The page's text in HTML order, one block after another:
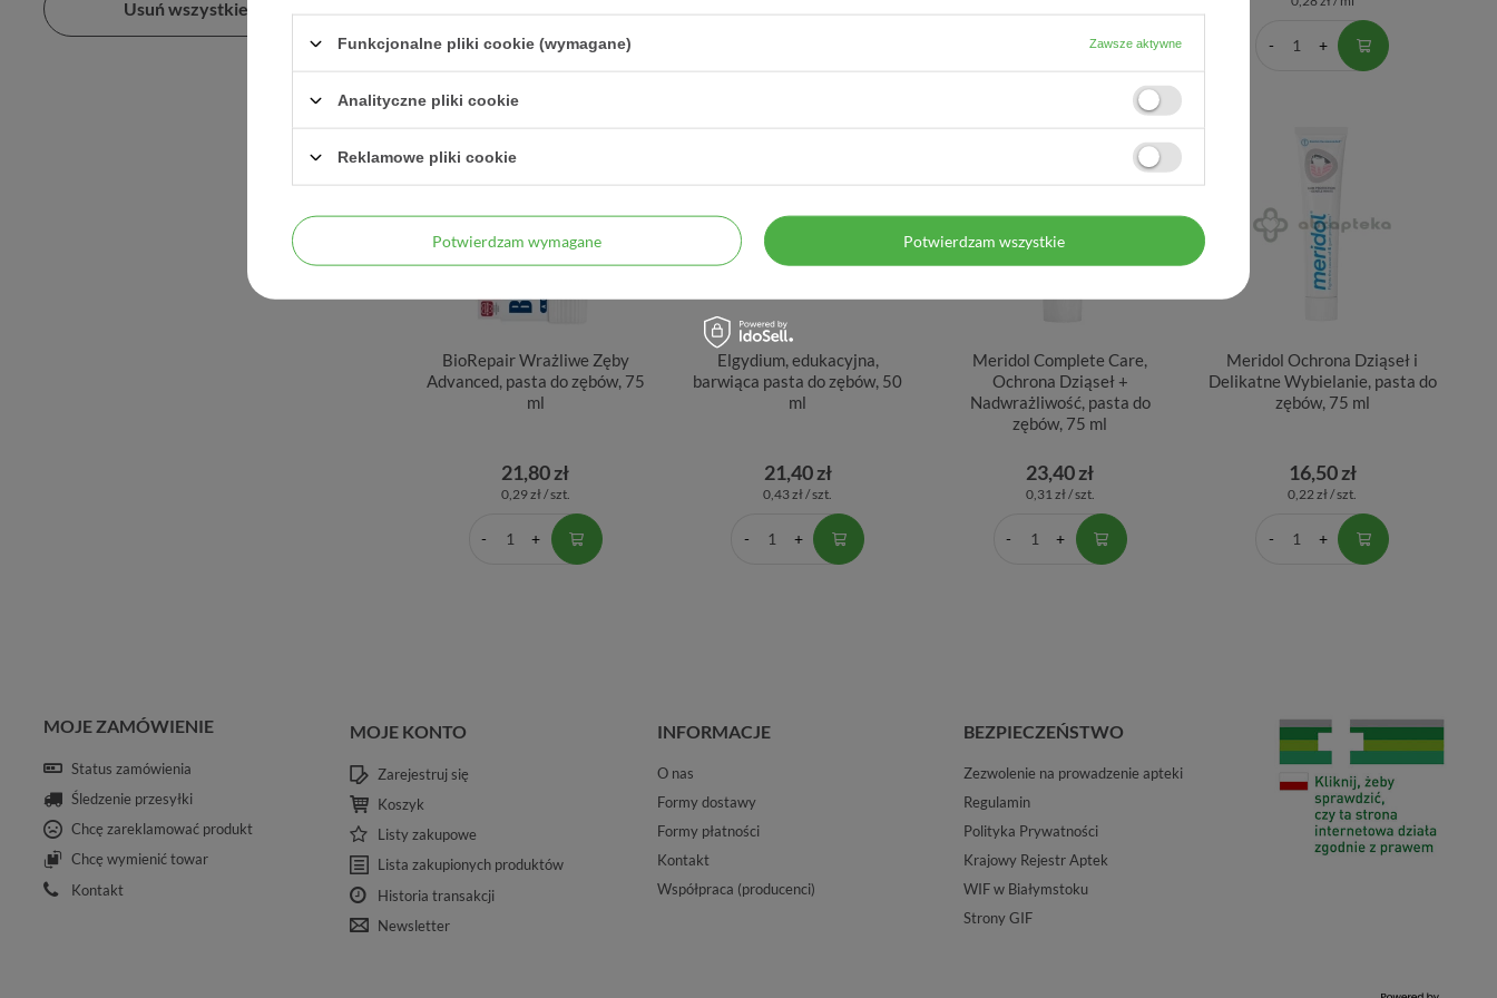
Usuń wszystkie filtry
BioRepair Wrażliwe Zęby
Advanced, pasta do zębów, 75
ml
21,80 zł
0,29 zł / szt.
Elgydium, edukacyjna,
barwiąca pasta do zębów, 50
ml
21,40 zł
0,43 zł / szt.
Meridol Complete Care,
Ochrona Dziąseł +
Nadwrażliwość, pasta do
zębów, 75 ml
23,40 zł
0,31 zł / szt.
Meridol Ochrona Dziąseł i
Delikatne Wybielanie, pasta do
zębów, 75 ml
16,50 zł
0,22 zł / szt.
MOJE ZAMÓWIENIE
Status zamówienia
Śledzenie przesyłki
Chcę zareklamować produkt
Chcę wymienić towar
Kontakt
MOJE KONTO
Zarejestruj się
Koszyk
Listy zakupowe
Lista zakupionych produktów
Historia transakcji
Newsletter
INFORMACJE
O nas
Formy dostawy
Formy płatności
Kontakt
Współpraca (producenci)
BEZPIECZEŃSTWO
Zezwolenie na prowadzenie apteki
Regulamin
Polityka Prywatności
Krajowy Rejestr Aptek
WIF w Białymstoku
Strony GIF
Funkcjonalne pliki cookie (wymagane) Zawsze aktywne
Analityczne pliki cookie
Reklamowe pliki cookie
Potwierdzam wymagane Potwierdzam wszystkie